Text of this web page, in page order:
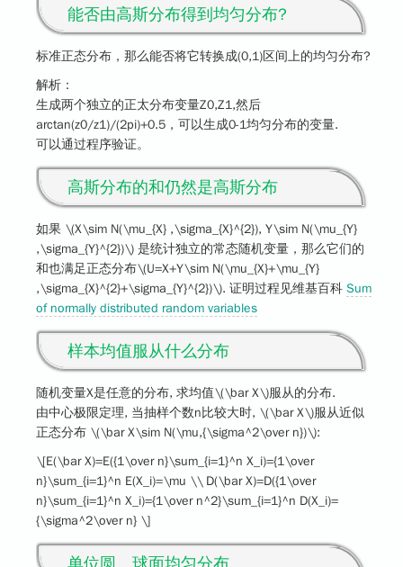
能否由高斯分布得到均匀分布?
标准正态分布，那么能否将它转换成(0,1)区间上的均匀分布?
解析：
生成两个独立的正太分布变量Z0,Z1,然后
arctan(z0/z1)/(2pi)+0.5，可以生成0-1均匀分布的变量.
可以通过程序验证。
高斯分布的和仍然是高斯分布
如果 \(X\sim N(\mu_{X} ,\sigma_{X}^{2}), Y\sim N(\mu_{Y}
,\sigma_{Y}^{2})\) 是统计独立的常态随机变量，那么它们的
和也满足正态分布\(U=X+Y\sim N(\mu_{X}+\mu_{Y}
,\sigma_{X}^{2}+\sigma_{Y}^{2})\). 证明过程见维基百科 Sum
of normally distributed random variables
样本均值服从什么分布
随机变量X是任意的分布, 求均值\(\bar X\)服从的分布.
由中心极限定理, 当抽样个数n比较大时, \(\bar X\)服从近似
正态分布 \(\bar X\sim N(\mu,{\sigma^2\over n})\):
\[E(\bar X)=E({1\over n}\sum_{i=1}^n X_i)={1\over
n}\sum_{i=1}^n E(X_i)=\mu \\ D(\bar X)=D({1\over
n}\sum_{i=1}^n X_i)={1\over n^2}\sum_{i=1}^n D(X_i)=
{\sigma^2\over n} \]